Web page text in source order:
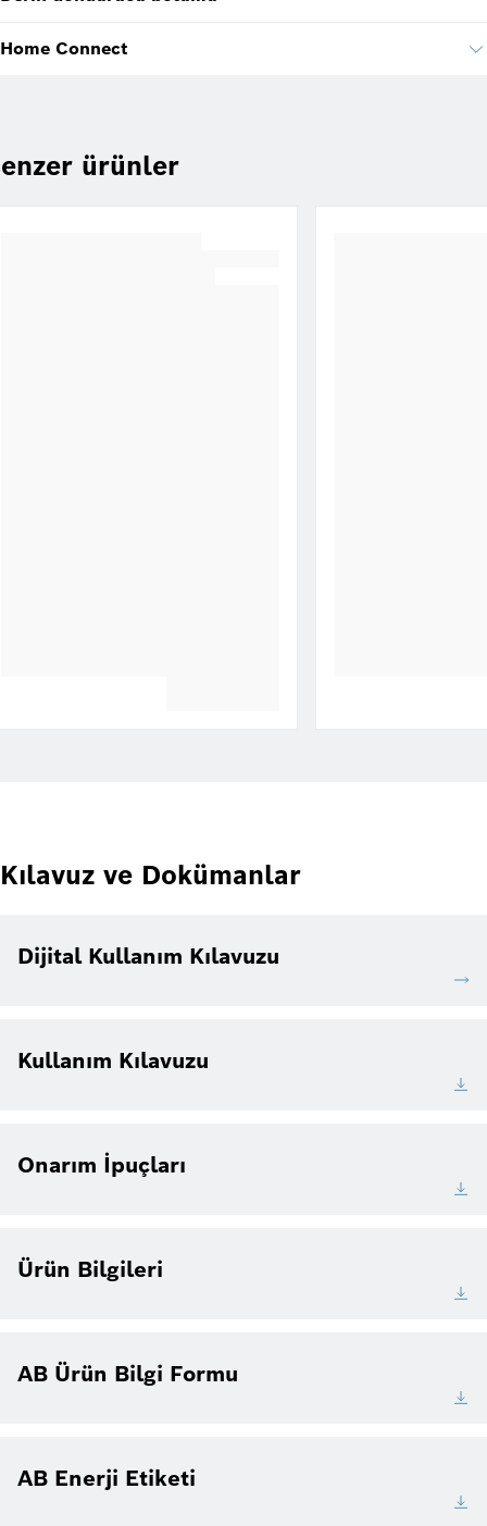
Home Connect
ürünler
Kılavuz ve Dokümanlar
Dijital Kullanım Kılavuzu
Kullanım Kılavuzu
Onarım İpuçları
Ürün Bilgileri
AB Ürün Bilgi Formu
AB Enerji Etiketi